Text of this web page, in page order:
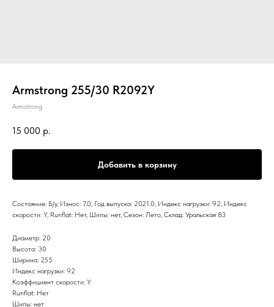
Armstrong 255/30 R2092Y
Armstrong
15 000 р.
Добавить в корзину
Состояние: Б/у, Износ: 7.0, Год выпуска: 2021.0, Индекс нагрузки: 92, Индекс
скорости: Y, Runflat: Нет, Шипы: нет, Сезон: Лето, Склад: Уральская 83
Диаметр: 20
Высота: 30
Ширина: 255
Индекс нагрузки: 92
Коэффициент скорости: Y
Runflat: Нет
Шипы: нет